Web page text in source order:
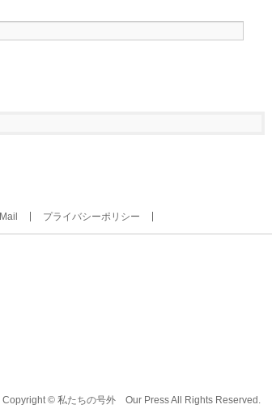
Mail プライバシーポリシー
Copyright © 私たちの号外 Our PressAll Rights Reserved.